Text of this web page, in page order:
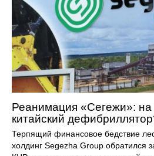
Реанимация «Сегежи»:
китайский
Терпящий финансовое бедствие
холдинг Segezha Group обратился